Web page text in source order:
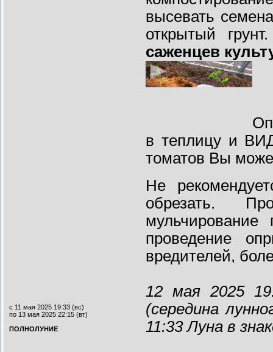
высевать
открытый
саженцев
в теплицу и
томатов Вы
с 11 мая 2025 19:33 (вс)
по 13 мая 2025 22:15 (вт)
ПОЛНОЛУНИЕ
Не
обрезать.
мульчирование
проведение
вредителей,
12 мая 2025
(середина
11:33 Луна в